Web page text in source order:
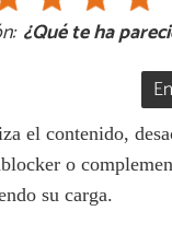
¿Qué te ha
el contenido,
o
su carga.